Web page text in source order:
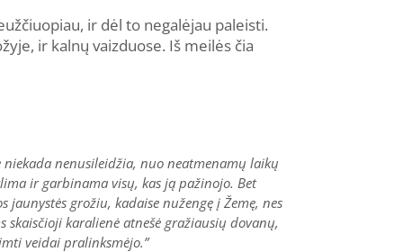
ir dėl to negalėjau paleisti.
ir kalnų vaizduose. Iš meilės čia
niekada nenusileidžia, nuo neatmenamų laikų
ir garbinama visų, kas ją pažinojo. Bet
grožiu, kadaise nužengę į Žemę, nes
karalienė atnešė gražiausių dovanų,
veidai pralinksmėjo.”